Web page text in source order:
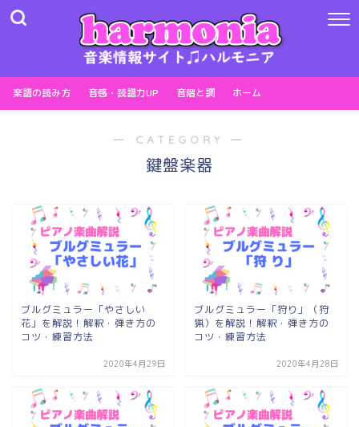
楽譜の読み方 音感・読譜力UP 音階と調 ホーム
― CATEGORY ―
鍵盤楽器
ブルグミュラー「やさしい
花」を解説！解釈・弾き方の
コツ・練習方法
2020年4月29日
ブルグミュラー「狩り」（狩
猟）を解説！解釈・弾き方の
コツ・練習方法
2020年4月28日